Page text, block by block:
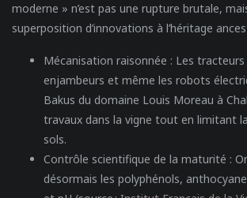
moderne » n’est pas une rupture brutale,
superposition d’innovations à l’héritage
Mécanisation raisonnée : Les
enjambeurs et même les robots
Bakus du domaine Louis Moreau à
travaux dans la vigne tout en limitant
sols.
Contrôle scientifique de la maturité :
désormais les polyphénols,